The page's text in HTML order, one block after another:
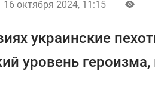
16 октября 2024, 11:15
украинские
уровень